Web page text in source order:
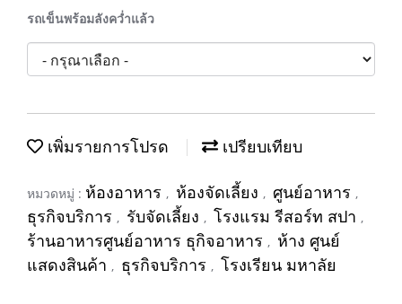
รถเข็นพร้อมลังคว่ำแล้ว
เพิ่มรายการโปรด เปรียบเทียบ
หมวดหมู่ : ห้องอาหาร , ห้องจัดเลี้ยง , ศูนย์อาหาร ,
ธุรกิจบริการ , รับจัดเลี้ยง , โรงแรม รีสอร์ท สปา ,
ร้านอาหารศูนย์อาหาร ธุกิจอาหาร , ห้าง ศูนย์
แสดงสินค้า , ธุรกิจบริการ , โรงเรียน มหาลัย